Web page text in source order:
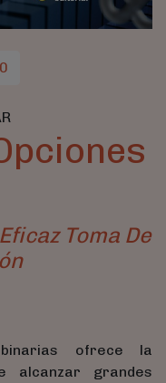
Toma De
ofrece la
alcanzar grandes